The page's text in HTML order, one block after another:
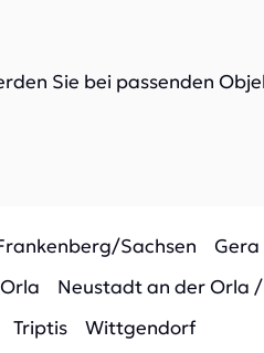
Sie bei passenden
Sachsen Gera
Neustadt an der Orla
Triptis Wittgendorf